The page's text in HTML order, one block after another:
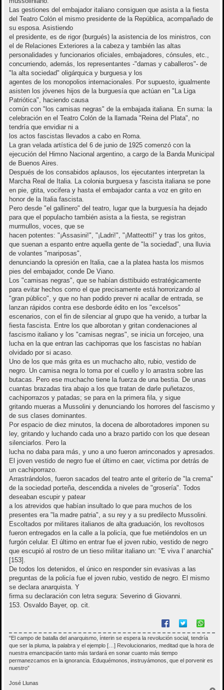
Las gestiones del embajador italiano consiguen que asista a la fiesta
del Teatro Colón el mismo presidente de la República, acompañado de
su esposa. Asistiendo
el presidente, es de rigor (burgués) la asistencia de los ministros, con
el de Relaciones Exteriores a la cabeza y también las altas
personalidades y funcionarios oficiales, embajadores, cónsules, etc.,
concurriendo, además, los representantes -"damas y caballeros"- de
"la alta sociedad" oligárquica y burguesa y los
agentes de los monopolios internacionales. Por supuesto, igualmente
asisten los jóvenes hijos de la burguesía que actúan en "La Liga
Patriótica", haciendo causa
común con "los camisas negras" de la embajada italiana. En suma: la
celebración en el Teatro Colón de la llamada "Reina del Plata", no
tendría que envidiar ni a
los actos fascistas llevados a cabo en Roma.
La gran velada artística del 6 de junio de 1925 comenzó con la
ejecución del Himno Nacional argentino, a cargo de la Banda Municipal
de Buenos Aires.
Después de los consabidos aplausos, los ejecutantes interpretan la
Marcha Real de Italia. La colonia burguesa y fascista italiana se pone
en pie, gtita, vocifera y hasta el embajador canta a voz en grito en
honor de la Italia fascista.
Pero desde "el gallinero" del teatro, lugar que la burguesía ha dejado
para que el populacho también asista a la fiesta, se registran
murmullos, voces, que se
hacen potentes: "¡Assasini!", "¡Ladri!", "¡Matteotti!" y tras los gritos,
que suenan a espanto entre aquella gente de "la sociedad", una lluvia
de volantes "mariposas",
denunciando la opresión en Italia, cae a la platea hasta los mismos
pies del embajador, conde De Viano.
Los "camisas negras", que se habían disttibuido estratégicamente
para evitar hechos como el que precisamente está horrorizando al
"gran público", y que no han podido prever ni acallar de entrada, se
lanzan rápidos contra ese desborde édito en los "excelsos"
escenarios, con el fin de silenciar al grupo que ha venido, a turbar la
fiesta fascista. Entre los que alborotan y gritan condenaciones al
fascismo italiano y los "camisas negras", se inicia un forcejeo, una
lucha en la que entran las cachiporras que los fascistas no habían
olvidado por si acaso.
Uno de los que más grita es un muchacho alto, rubio, vestido de
negro. Un camisa negra lo toma por el cuello y lo arrastra sobre las
butacas. Pero ese muchacho tiene la fuerza de una bestia. De unas
cuantas brazadas tira abajo a los que tratan de darle puñetazos,
cachiporrazos y patadas; se para en la primera fila, y sigue
gritando mueras a Mussolini y denunciando los horrores del fascismo y
de sus clases dominantes.
Por espacio de diez minutos, la docena de alborotadores imponen su
ley, gritando y luchando cada uno a brazo partido con los que desean
silenciarlos. Pero la
lucha no daba para más, y uno a uno fueron arrinconados y apresados.
El joven vestido de negro fue el último en caer, víctima por detrás de
un cachiporrazo.
Arrastrándolos, fueron sacados del teatro ante el griterío de "la crema"
de la sociedad porteña, descendida a niveles de "grosería". Todos
deseaban escupir y patear
a los atrevidos que habían insultado lo que para muchos de los
presentes era "la madre patria", a su rey y a su predilecto Mussolini.
Escoltados por militares italianos de alta graduación, los revoltosos
fueron entregados en la calle a la policía, que fue metiéndolos en un
furgón celular. El último en entrar fue el joven rubio, vestido de negro
que escupió al rostro de un tieso militar italiano un: "E viva I' anarchia"
[153].
De todos los detenidos, el único en responder sin evasivas a las
preguntas de la policía fue el joven rubio, vestido de negro. El mismo
se declara anarquista. Y
firma su declaración con letra segura: Severino di Giovanni.
153. Osvaldo Bayer, op. cit.
“El campo de batalla del anarquismo, ínterin se espera la revolución social, tendría
que ser la pluma, la palabra y el ejemplo […] Revolucionarios, meditad que la hora de
nuestra emancipación tanto más tardará en sonar cuanto más tiempo
permanezcamos en la ignorancia. Eduquémonos, instruyámonos, que el porvenir es
nuestro”
José Llunas